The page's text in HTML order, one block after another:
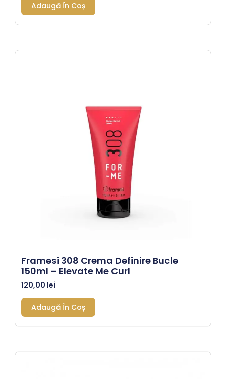
Adaugă În Coș
Framesi 308 Crema Definire Bucle
150ml – Elevate Me Curl
120,00 lei
Adaugă În Coș